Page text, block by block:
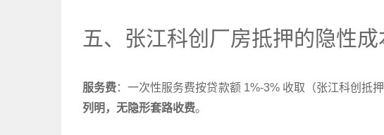
五、张江科创厂房抵押的隐性成
服务费：一次性服务费按贷款额 1%-3% 收取（张江科创抵
列明，无隐形套路收费。